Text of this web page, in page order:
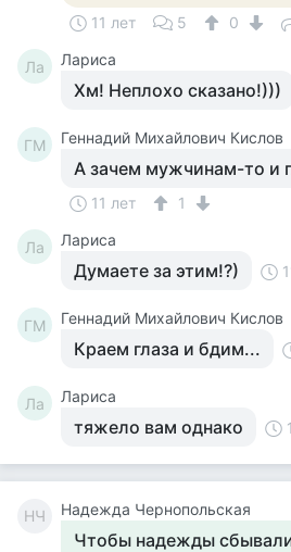
11 лет 5 0
Ла Лариса
Хм! Неплохо сказано!)))
ГМ Геннадий Михайлович Кислов
А зачем мужчинам-то и
11 лет 1
Ла Лариса
Думаете за этим!?)
ГМ Геннадий Михайлович Кислов
Краем глаза и бдим...
Ла Лариса
тяжело вам однако
НЧ Надежда Чернопольская
Чтобы надежды